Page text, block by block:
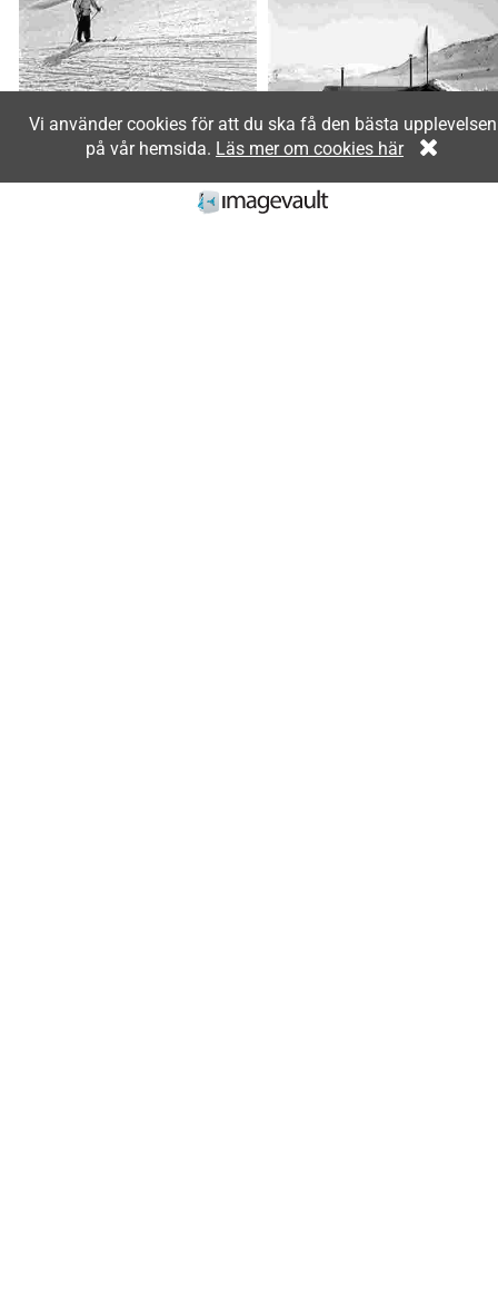
Vi använder cookies för att du ska få den bästa upplevelsen
på vår hemsida. Läs mer om cookies här